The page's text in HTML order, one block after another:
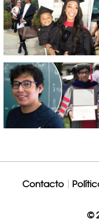
Contacto
©